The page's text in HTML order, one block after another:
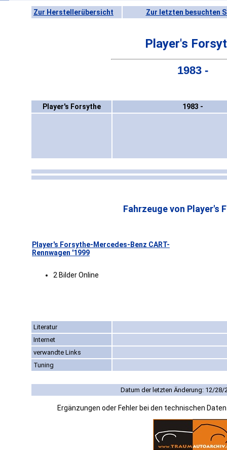
Zur Herstellerübersicht Zur letzten besuchten
Player's
1983 -
Player's Forsythe 1983 -
Fahrzeuge von Player's
Player's Forsythe-Mercedes-Benz CART-
Rennwagen '1999
2 Bilder Online
Literatur
Internet
verwandte Links
Tuning
Datum der letzten Änderung: 12/28/
Ergänzungen oder Fehler bei den technischen